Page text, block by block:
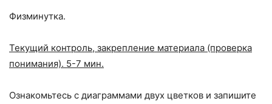
Физминутка.
Текущий контроль, закрепление материала (проверка
понимания). 5-7 мин.
Ознакомьтесь с диаграммами двух цветков и запишите